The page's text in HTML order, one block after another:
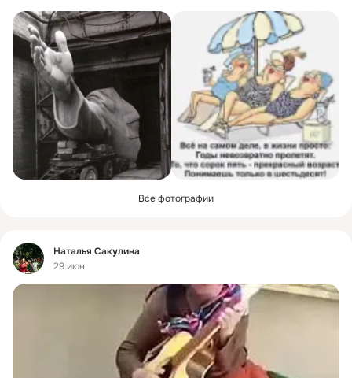
Все фотографии
Фид
Наталья Сакулина
29 июн